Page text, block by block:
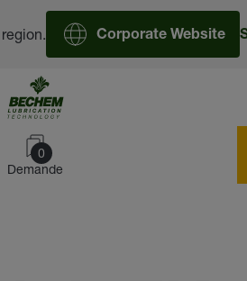
0
Demande
Corporate Website